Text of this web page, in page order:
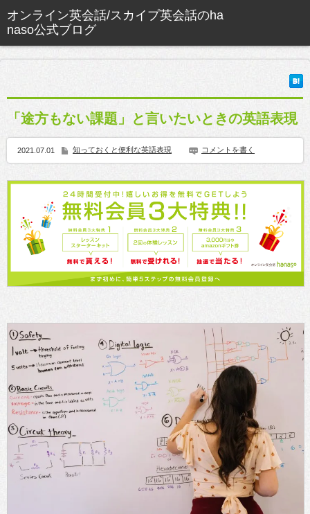
「途方もない課題」と言いたいときの英語表現
2021.07.01 知っておくと便利な英語表現 コメントを書く